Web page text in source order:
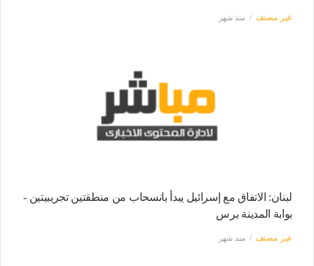
غير مصنف منذ شهر
لبنان: الاتفاق مع إسرائيل يبدأ بانسحاب من منطقتين تجريبيتين -
بوابة المدينة برس
غير مصنف منذ شهر